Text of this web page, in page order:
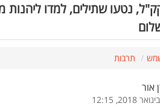
נטעו שתילים, למדו
תרבות
אור